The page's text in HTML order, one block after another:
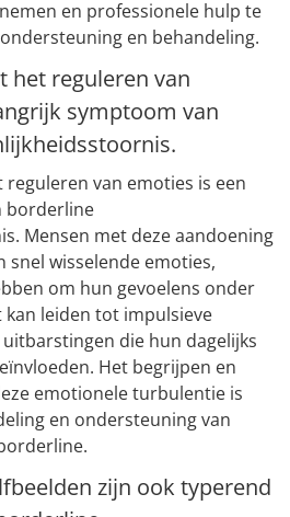
en professionele hulp te
en behandeling.
het reguleren van
symptoom van
van emoties is een
borderline
Mensen met deze aandoening
snel wisselende emoties,
om hun gevoelens onder
leiden tot impulsieve
die hun dagelijks
Het begrijpen en
emotionele turbulentie is
en ondersteuning van
zijn ook typerend